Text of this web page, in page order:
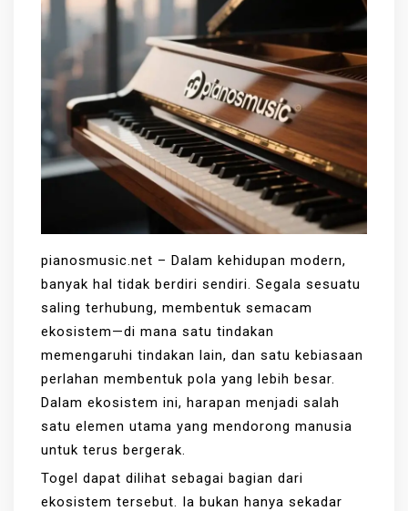
pianosmusic.net – Dalam kehidupan modern,
banyak hal tidak berdiri sendiri. Segala sesuatu
saling terhubung, membentuk semacam
ekosistem—di mana satu tindakan
memengaruhi tindakan lain, dan satu kebiasaan
perlahan membentuk pola yang lebih besar.
Dalam ekosistem ini, harapan menjadi salah
satu elemen utama yang mendorong manusia
untuk terus bergerak.
Togel dapat dilihat sebagai bagian dari
ekosistem tersebut. Ia bukan hanya sekadar